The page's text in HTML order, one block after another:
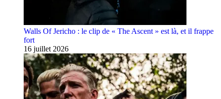
Walls Of Jericho : le clip de « The Ascent » est là, et il frappe
fort
16 juillet 2026